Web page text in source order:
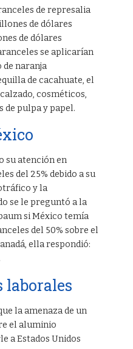
de represalia
de dólares
de dólares
se aplicarían
naranja
de cacahuate, el
cosméticos,
pulpa y papel.
su atención en
del 25% debido a su
y la
se le preguntó a la
si México temía
del 50% sobre el
ella respondió:
laborales
la amenaza de un
el aluminio
a Estados Unidos